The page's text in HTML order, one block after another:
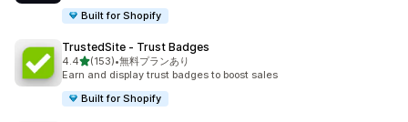
Built for Shopify
TrustedSite ‑ Trust Badges
4.45つ星中
(153)
合計レビュー数：153件
•無料プランあり
Earn and display trust badges to boost sales
Built for Shopify